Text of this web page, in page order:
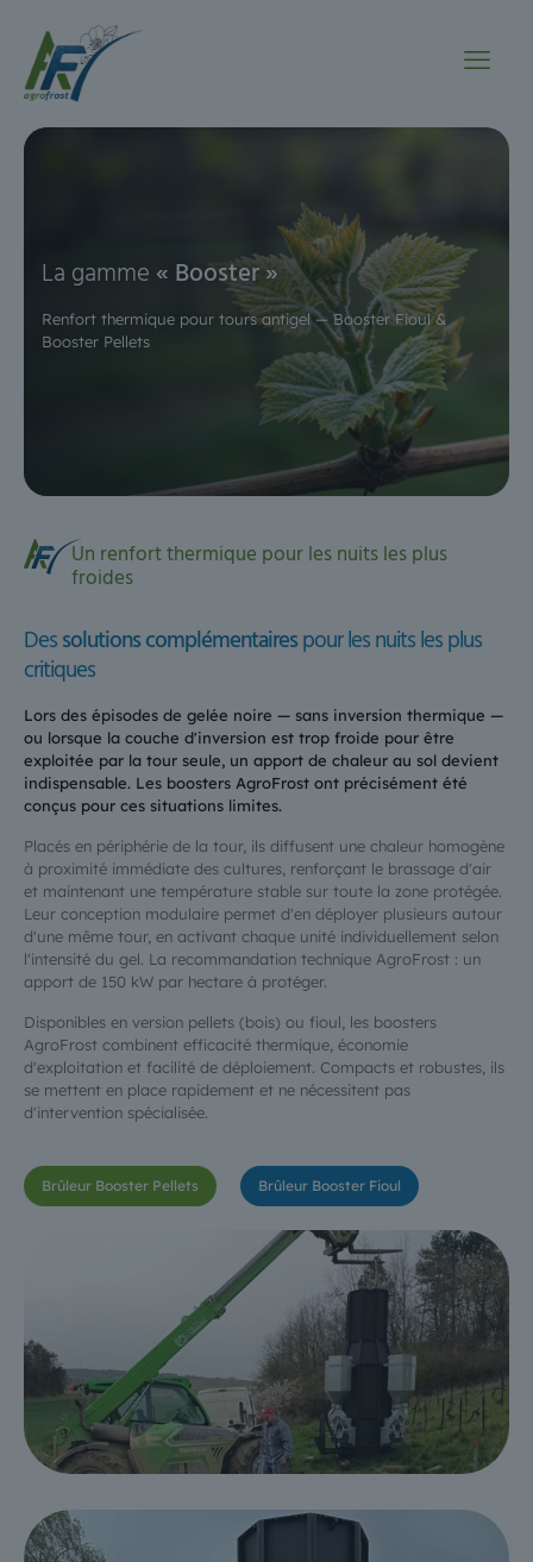
La gamme « Booster »
Renfort thermique pour tours antigel — Booster Fioul &
Booster Pellets
Un renfort thermique pour les nuits les plus
froides
Dessolutions complémentairespour les nuits les plus
critiques
Lors des épisodes de gelée noire — sans inversion thermique —
ou lorsque la couche d'inversion est trop froide pour être
exploitée par la tour seule, un apport de chaleur au sol devient
indispensable. Les boosters AgroFrost ont précisément été
conçus pour ces situations limites.
Placés en périphérie de la tour, ils diffusent une chaleur homogène
à proximité immédiate des cultures, renforçant le brassage d'air
et maintenant une température stable sur toute la zone protégée.
Leur conception modulaire permet d'en déployer plusieurs autour
d'une même tour, en activant chaque unité individuellement selon
l'intensité du gel. La recommandation technique AgroFrost : un
apport de 150 kW par hectare à protéger.
Disponibles en version pellets (bois) ou fioul, les boosters
AgroFrost combinent efficacité thermique, économie
d'exploitation et facilité de déploiement. Compacts et robustes, ils
se mettent en place rapidement et ne nécessitent pas
d'intervention spécialisée.
Brûleur Booster Pellets Brûleur Booster Fioul